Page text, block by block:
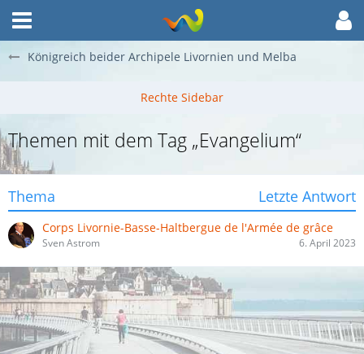
Königreich beider Archipele Livornien und Melba
Themen mit dem Tag „Evangelium“
Thema Letzte Antwort
Corps Livornie-Basse-Haltbergue de l'Armée de grâce
Sven Astrom 6. April 2023